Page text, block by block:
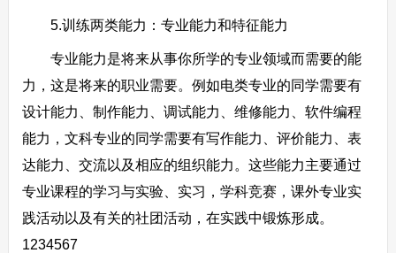
5.训练两类能力：专业能力和特征能力
专业能力是将来从事你所学的专业领域而需要的能
力，这是将来的职业需要。例如电类专业的同学需要有
设计能力、制作能力、调试能力、维修能力、软件编程
能力，文科专业的同学需要有写作能力、评价能力、表
达能力、交流以及相应的组织能力。这些能力主要通过
专业课程的学习与实验、实习，学科竞赛，课外专业实
践活动以及有关的社团活动，在实践中锻炼形成。
1234567